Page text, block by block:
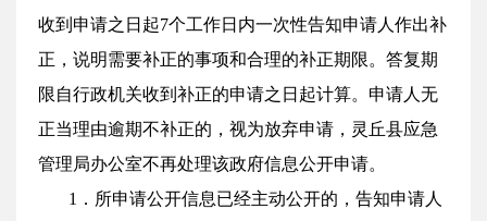
收到申请之日起7个工作日内一次性告知申请人作出补
正，说明需要补正的事项和合理的补正期限。答复期
限自行政机关收到补正的申请之日起计算。申请人无
正当理由逾期不补正的，视为放弃申请，灵丘县应急
管理局办公室不再处理该政府信息公开申请。
1．所申请公开信息已经主动公开的，告知申请人